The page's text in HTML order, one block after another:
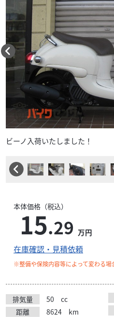
ビーノ入荷いたしました！
本体価格（税込）
15.29 万円
在庫確認・見積依頼
※整備や保険内容等によって変わる場
排気量 50 cc
距離
8624 km